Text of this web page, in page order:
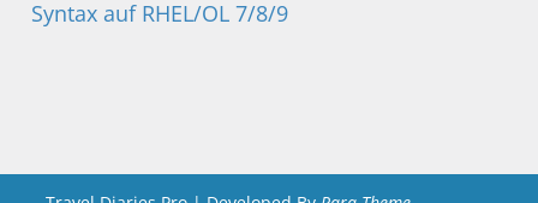
Syntax auf RHEL/OL 7/8/9